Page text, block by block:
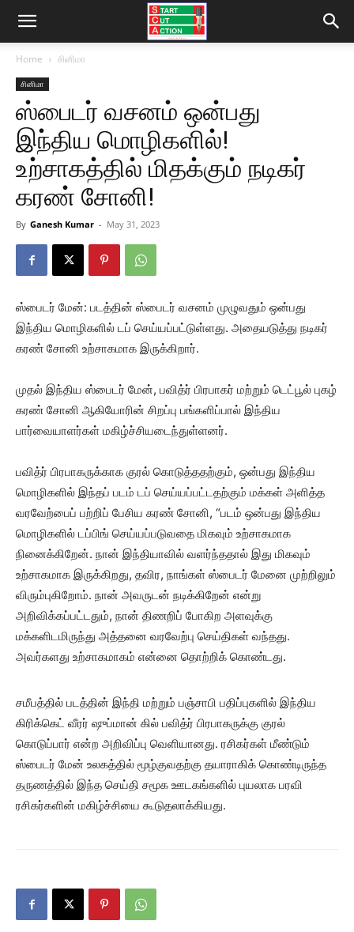
Home சினிமா
சினிமா
ஸ்பைடர் வசனம் ஒன்பது
இந்திய மொழிகளில்!
உற்சாகத்தில் மிதக்கும் நடிகர்
கரண் சோனி!
By Ganesh Kumar - May 31, 2023
ஸ்பைடர் மேன்: படத்தின் ஸ்பைடர் வசனம் முழுவதும் ஒன்பது
இந்திய மொழிகளில் டப் செய்யப்பட்டுள்ளது. அதையடுத்து நடிகர்
கரண் சோனி உற்சாகமாக இருக்கிறார்.
முதல் இந்திய ஸ்பைடர் மேன், பவித்ர் பிரபாகர் மற்றும் டெட்பூல் புகழ்
கரண் சோனி ஆகியோரின் சிறப்பு பங்களிப்பால் இந்திய
பார்வையாளர்கள் மகிழ்ச்சியடைந்துள்ளனர்.
பவித்ர் பிரபாகருக்காக குரல் கொடுத்ததற்கும், ஒன்பது இந்திய
மொழிகளில் இந்தப் படம் டப் செய்யப்பட்டதற்கும் மக்கள் அளித்த
வரவேற்பைப் பற்றிப் பேசிய கரண் சோனி, “படம் ஒன்பது இந்திய
மொழிகளில் டப்பிங் செய்யப்படுவதை மிகவும் உற்சாகமாக
நினைக்கிறேன். நான் இந்தியாவில் வளர்ந்ததால் இது மிகவும்
உற்சாகமாக இருக்கிறது, தவிர, நாங்கள் ஸ்பைடர் மேனை முற்றிலும்
விரும்புகிறோம். நான் அவருடன் நடிக்கிறேன் என்று
அறிவிக்கப்பட்டதும், நான் திணறிப் போகிற அளவுக்கு
மக்களிடமிருந்து அத்தனை வரவேற்பு செய்திகள் வந்தது.
அவர்களது உற்சாகமாகம் என்னை தொற்றிக் கொண்டது.
சமீபத்தில் படத்தின் இந்தி மற்றும் பஞ்சாபி பதிப்புகளில் இந்திய
கிரிக்கெட் வீரர் ஷுப்மான் கில் பவித்ர் பிரபாகருக்கு குரல்
கொடுப்பார் என்ற அறிவிப்பு வெளியானது. ரசிகர்கள் மீண்டும்
ஸ்பைடர் மேன் உலகத்தில் மூழ்குவதற்கு தயாராகிக் கொண்டிருந்த
தருணத்தில் இந்த செய்தி சமூக ஊடகங்களில் புயலாக பரவி
ரசிகர்களின் மகிழ்ச்சியை கூடுதலாக்கியது.